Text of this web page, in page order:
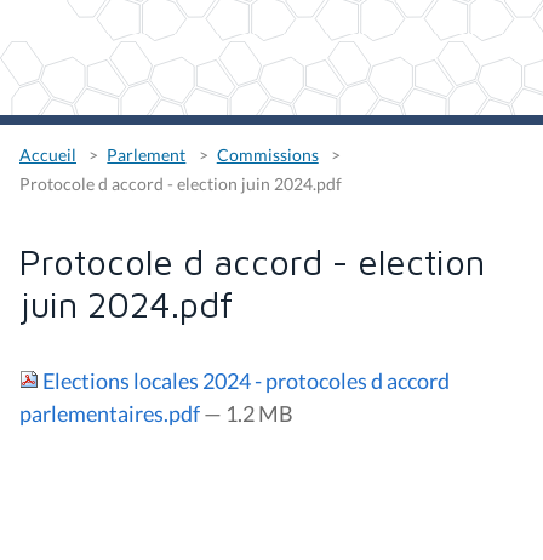
Accueil Parlement
Commissions
Protocole d accord - election juin 2024.pdf
Protocole d accord - election
juin 2024.pdf
Elections locales 2024 - protocoles d accord
parlementaires.pdf— 1.2 MB